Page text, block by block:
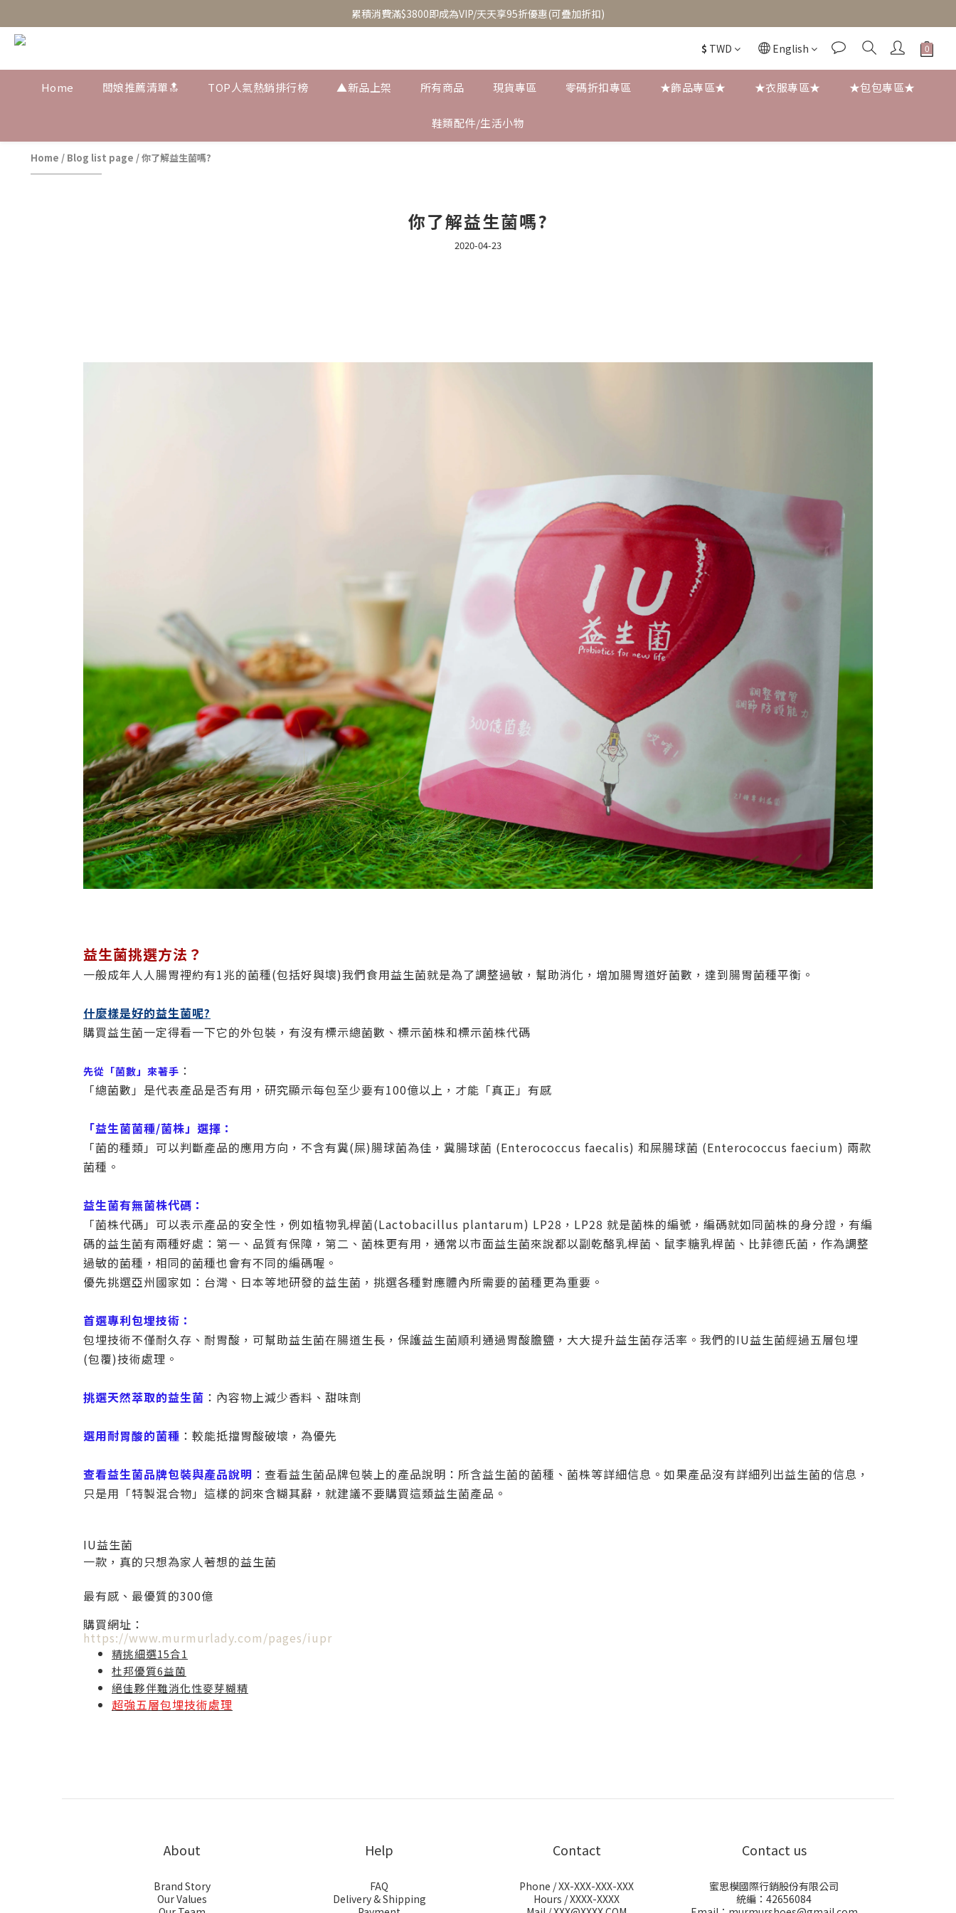
至8/5換季優惠/單件95折(部分商品除外)
累積消費滿$3800即成為VIP/天天享95折優惠(可疊加折扣)
$ TWD English
Home 闆娘推薦清單🔝 TOP人氣熱銷排行榜 ▲新品上架 所有商品 現貨專區 零碼折扣專區 ★飾品專區★ ★衣服專區★ ★包包專區★
鞋類配件/生活小物
Home / Blog list page /你了解益生菌嗎?
你了解益生菌嗎?
2020-04-23
益生菌挑選方法？
一般成年人人腸胃裡約有1兆的菌種(包括好與壞)我們食用益生菌就是為了調整過敏，幫助消化，增加腸胃道好菌數，達到腸胃菌種平衡。
什麼樣是好的益生菌呢?
購買益生菌一定得看一下它的外包裝，有沒有標示總菌數、標示菌株和標示菌株代碼
先從「菌數」來著手 ：
「總菌數」是代表產品是否有用，研究顯示每包至少要有100億以上，才能「真正」有感
「益生菌菌種/菌株」選擇：
「菌的種類」可以判斷產品的應用方向，不含有糞(屎)腸球菌為佳，糞腸球菌 (Enterococcus faecalis) 和屎腸球菌 (Enterococcus faecium) 兩款
菌種。
益生菌有無菌株代碼：
「菌株代碼」可以表示產品的安全性，例如植物乳桿菌(Lactobacillus plantarum) LP28，LP28 就是菌株的編號，編碼就如同菌株的身分證，有編
碼的益生菌有兩種好處：第一、品質有保障，第二、菌株更有用，通常以市面益生菌來說都以副乾酪乳桿菌、鼠李糖乳桿菌、比菲德氏菌，作為調整
過敏的菌種，相同的菌種也會有不同的編碼喔。
優先挑選亞州國家如：台灣、日本等地研發的益生菌，挑選各種對應體內所需要的菌種更為重要。
首選專利包埋技術：
包埋技術不僅耐久存、耐胃酸，可幫助益生菌在腸道生長，保護益生菌順利通過胃酸膽鹽，大大提升益生菌存活率。我們的IU益生菌經過五層包埋
(包覆)技術處理。
挑選天然萃取的益生菌 ：內容物上減少香料、甜味劑
選用耐胃酸的菌種 ：較能抵擋胃酸破壞，為優先
查看益生菌品牌包裝與產品說明 ：查看益生菌品牌包裝上的產品說明：所含益生菌的菌種、菌株等詳細信息。如果產品沒有詳細列出益生菌的信息，
只是用「特製混合物」這樣的詞來含糊其辭，就建議不要購買這類益生菌產品。
IU益生菌
一款，真的只想為家人著想的益生菌
最有感、最優質的300億
購買網址：
https://www.murmurlady.com/pages/iupr
精挑細選15合1
杜邦優質6益菌
絕佳夥伴難消化性麥芽糊精
超強五層包埋技術處理
About
Brand Story
Our Values
Help
FAQ
Delivery & Shipping
Contact
Phone / XX-XXX-XXX-XXX
Hours / XXXX-XXXX
Contact us
蜜思模國際行銷股份有限公司
統編：42656084